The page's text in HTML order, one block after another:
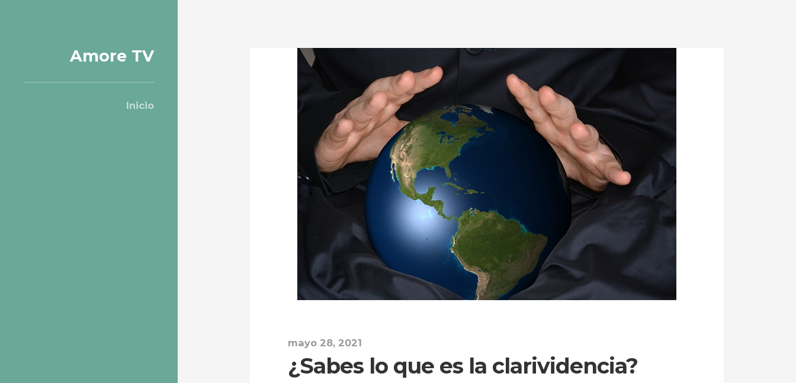
Amore TV
Inicio
mayo 28, 2021
¿Sabes lo que es la clarividencia?